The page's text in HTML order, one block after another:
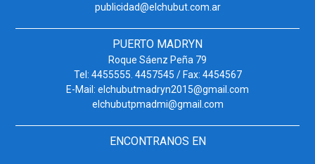
publicidad@elchubut.com.ar
PUERTO MADRYN
Roque Sáenz Peña 79
Tel: 4455555. 4457545 / Fax: 4454567
E-Mail: elchubutmadryn2015@gmail.com
elchubutpmadmi@gmail.com
ENCONTRANOS EN